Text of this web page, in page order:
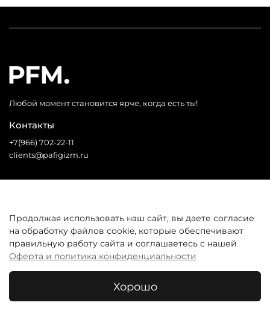
Любой момент становится ярче, когда есть ты!
Покупателям
Контакты
+7(966) 702-22-11
clients@pafigizm.ru
* Запрещенная сеть
© 2026 Все права защищены. Интернет-магазин одежды
Продолжая использовать наш сайт, вы даете согласие
на обработку файлов cookie, которые обеспечивают
правильную работу сайта и соглашаетесь с нашей
Оферта и политика конфиденциальности
Хорошо